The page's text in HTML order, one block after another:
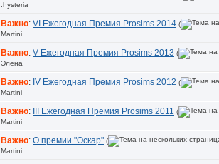
.hysteria
Важно: VI Ежегодная Премия Prosims 2014 (
Martini
Важно: V Ежегодная Премия Prosims 2013 (
Элена
Важно: IV Ежегодная Премия Prosims 2012 (
Martini
Важно: III Ежегодная Премия Prosims 2011 (
Martini
Важно: О премии "Оскар" (
Martini